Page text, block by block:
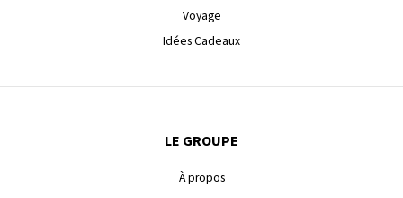
Voyage
Idées Cadeaux
LE GROUPE
À propos